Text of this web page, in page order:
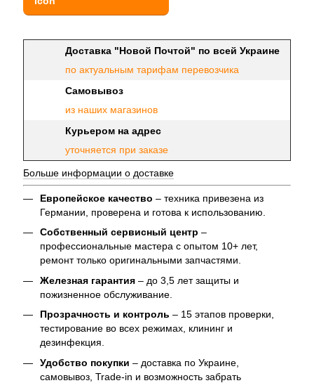
Доставка "Новой Почтой" по всей Украине
по актуальным тарифам перевозчика
Самовывоз
из наших магазинов
Курьером на адрес
уточняется при заказе
Больше информации о доставке
Европейское качество – техника привезена из
Германии, проверена и готова к использованию.
Собственный сервисный центр –
профессиональные мастера с опытом 10+ лет,
ремонт только оригинальными запчастями.
Железная гарантия – до 3,5 лет защиты и
пожизненное обслуживание.
Прозрачность и контроль – 15 этапов проверки,
тестирование во всех режимах, клининг и
дезинфекция.
Удобство покупки – доставка по Украине,
самовывоз, Trade-in и возможность забрать